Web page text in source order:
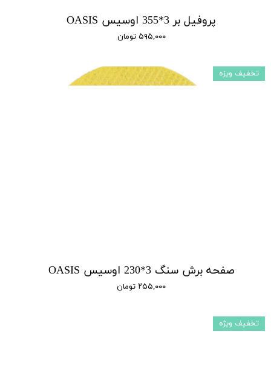
پروفیل بر 3*355 اوسیس OASIS
۵۹۵,۰۰۰ تومان
صفحه برش سنگ 3*230 اوسیس OASIS
۲۵۵,۰۰۰ تومان
تخفیف ویزه
تخفیف ویژه